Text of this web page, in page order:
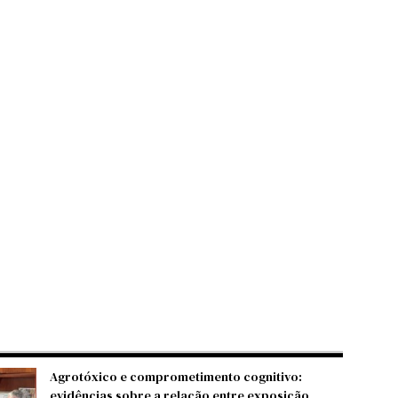
Agrotóxico e comprometimento cognitivo: